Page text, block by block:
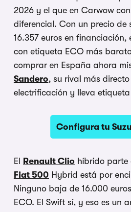
2026 y el que en Carwow
diferencial. Con un precio de
16.357 euros en financiación,
con etiqueta ECO más
comprar en España ahora
Sandero, su rival más
electrificación y lleva
Configura tu
El Renault Clio híbrido parte
Fiat 500 Hybrid está por
Ninguno baja de 16.000
ECO. El Swift sí, y eso es un